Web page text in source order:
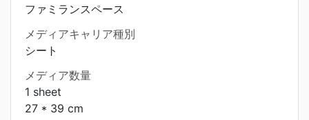
ファミランスペース
メディアキャリア種別
シート
メディア数量
1 sheet
27 * 39 cm